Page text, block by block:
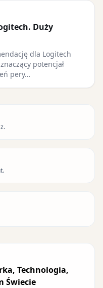
Duży
dla Logitech
potencjał
pery…
Technologia,
Świecie